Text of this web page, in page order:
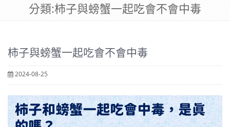
分類:柿子與螃蟹一起吃會不會中毒
柿子與螃蟹一起吃會不會中毒
2024-08-25